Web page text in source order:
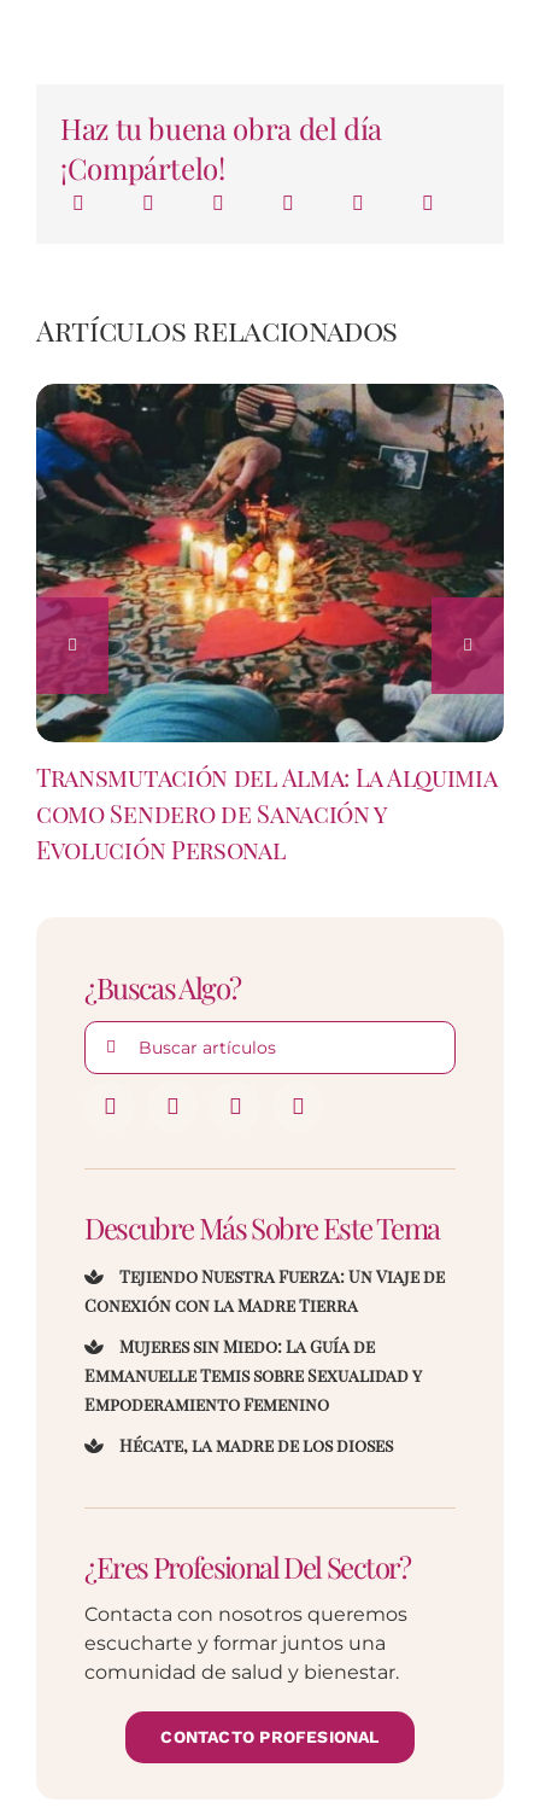
Haz tu buena obra del día
¡Compártelo!
Artículos relacionados
Transmutación del Alma: La Alquimia
como Sendero de Sanación y
Evolución Personal
¿Buscas Algo?
Buscar:
Descubre Más Sobre Este Tema
Tejiendo Nuestra Fuerza: Un Viaje de
Conexión con la Madre Tierra
Mujeres sin Miedo: La Guía de
Emmanuelle Temis sobre Sexualidad y
Empoderamiento Femenino
Hécate, la madre de los dioses
¿Eres Profesional Del Sector?
Contacta con nosotros queremos
escucharte y formar juntos una
comunidad de salud y bienestar.
CONTACTO PROFESIONAL